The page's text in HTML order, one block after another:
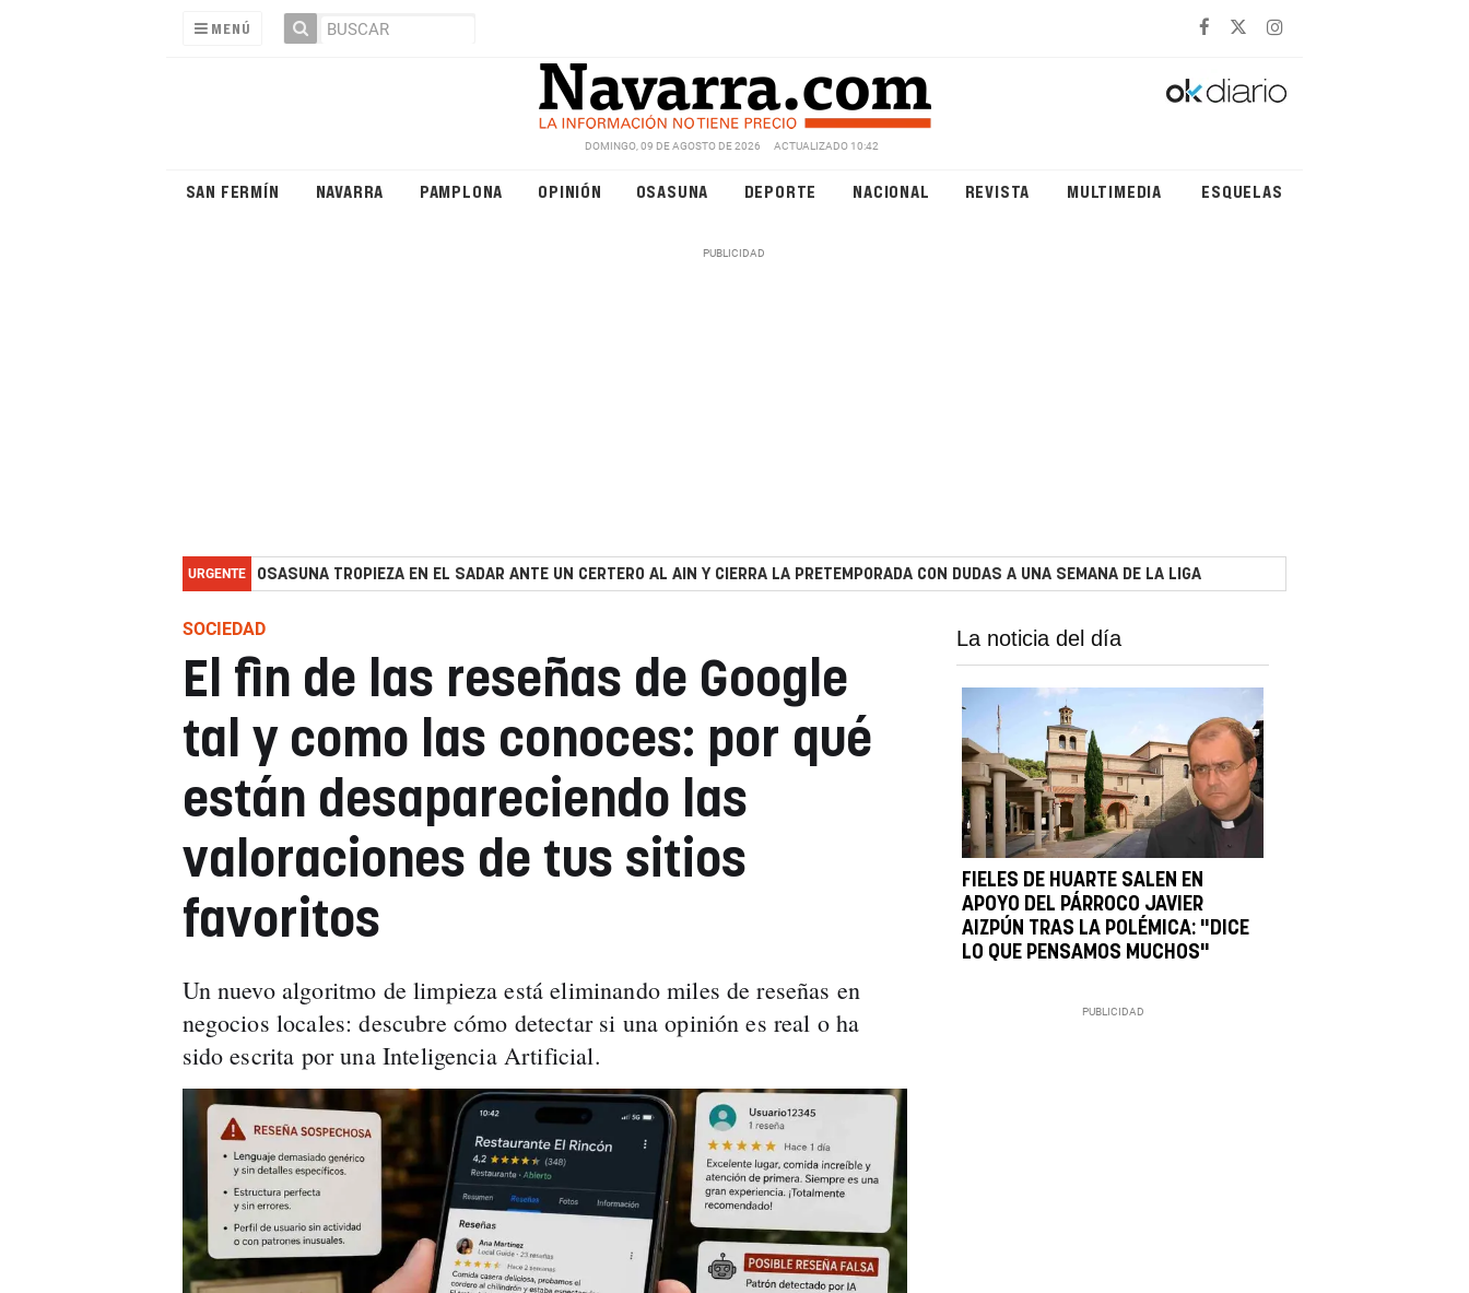
MENÚ
DOMINGO, 09 DE AGOSTO DE 2026 ACTUALIZADO 10:42
SAN FERMÍN NAVARRA PAMPLONA OPINIÓN OSASUNA DEPORTE NACIONAL REVISTA MULTIMEDIA ESQUELAS
URGENTE OSASUNA TROPIEZA EN EL SADAR ANTE UN CERTERO AL AIN Y CIERRA LA PRETEMPORADA CON DUDAS A UNA SEMANA DE LA LIGA
SOCIEDAD
El fin de las reseñas de Google
tal y como las conoces: por qué
están desapareciendo las
valoraciones de tus sitios
favoritos
Un nuevo algoritmo de limpieza está eliminando miles de reseñas en
negocios locales: descubre cómo detectar si una opinión es real o ha
sido escrita por una Inteligencia Artificial.
La noticia del día
FIELES DE HUARTE SALEN EN
APOYO DEL PÁRROCO JAVIER
AIZPÚN TRAS LA POLÉMICA: "DICE
LO QUE PENSAMOS MUCHOS"